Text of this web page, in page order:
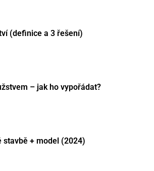
(definice a 3 řešení)
– jak ho vypořádat?
stavbě + model (2024)